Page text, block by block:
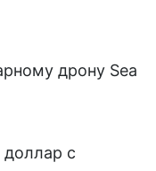
дрону Sea
с